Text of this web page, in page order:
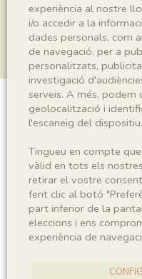
Sigla
MCD-7278
Taxonomia
experiència al nostre
i/o accedir a la
dades personals, com
de navegació, per a
personalitzats,
investigació
serveis. A més, podem
geolocalització i
l'escaneig del dispositiu.
Tingueu en compte
vàlid en tots els
retirar el vostre
fent clic al botó
part inferior de la
eleccions i ens
experiència de